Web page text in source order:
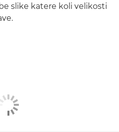
slike katere koli velikosti